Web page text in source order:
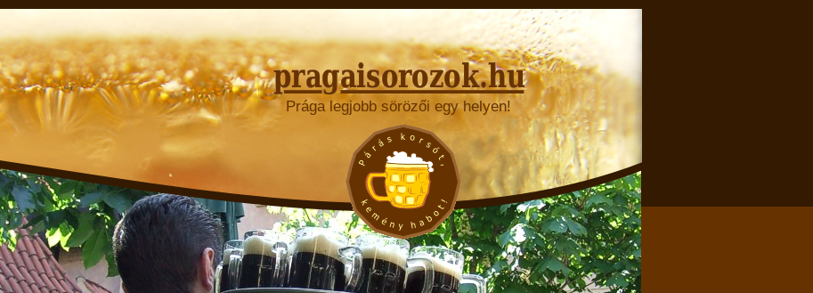
Prága legjobb sörözői egy helyen!